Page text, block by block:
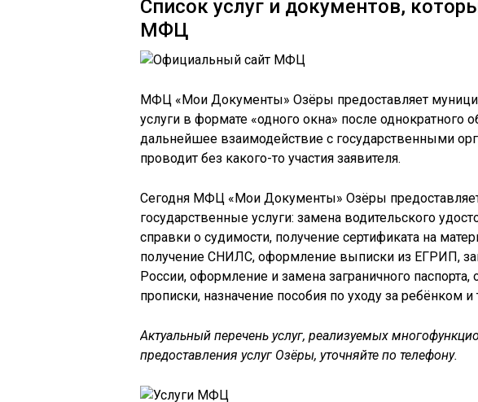
Список услуг и документов,
МФЦ
МФЦ «Мои Документы» Озёры предоставляет
услуги в формате «одного окна» после однократного
дальнейшее взаимодействие с государственными
проводит без какого-то участия заявителя.
Сегодня МФЦ «Мои Документы» Озёры
государственные услуги: замена водительского
справки о судимости, получение сертификата на
получение СНИЛС, оформление выписки из ЕГРИП,
России, оформление и замена заграничного
прописки, назначение пособия по уходу за ребёнком и
Актуальный перечень услуг, реализуемых
предоставления услуг Озёры, уточняйте по телефону.